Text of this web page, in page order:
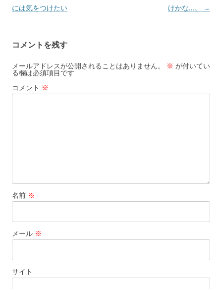
稿
ゲ
ー
シ
ョ
には気をつけたい
けかな…。
→
コメントを残す
メールアドレスが公開されることはありません。 ※ が付いてい
る欄は必須項目です
コメント ※
名前 ※
メール ※
サイト